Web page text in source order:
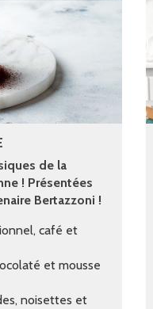
de la
! Présentées
Bertazzoni !
café et
et mousse
noisettes et